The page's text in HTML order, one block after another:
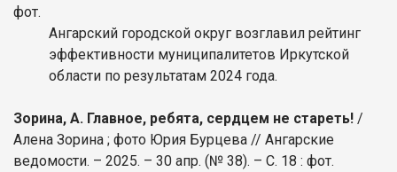
фот.
Ангарский городской округ возглавил рейтинг
эффективности муниципалитетов Иркутской
области по результатам 2024 года.
Зорина, А. Главное, ребята, сердцем не стареть! /
Алена Зорина ; фото Юрия Бурцева // Ангарские
ведомости. – 2025. – 30 апр. (№ 38). – С. 18 : фот.